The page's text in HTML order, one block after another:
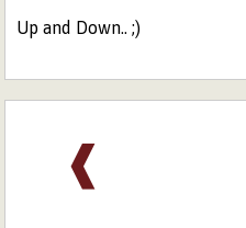
Up and Down.. ;)
❰